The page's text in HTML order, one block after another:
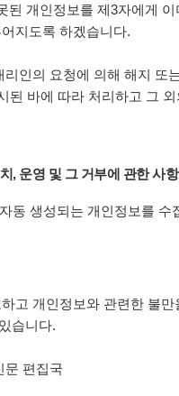
된 개인정보를 제3자에게
지도록 하겠습니다.
인의 요청에 의해 해지 또
된 바에 따라 처리하고 그
, 운영 및 그 거부에 관한 사항
동 생성되는 개인정보를 수
고 개인정보와 관련한 불
습니다.
문 편집국